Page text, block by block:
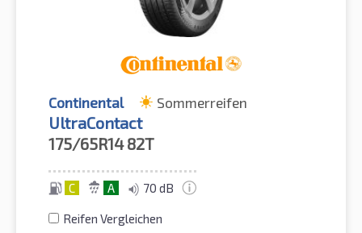
Continental Sommerreifen
UltraContact
175/65R14 82T
C A 70 dB
Reifen Vergleichen